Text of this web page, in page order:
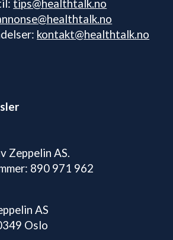
tips@healthtalk.no
kontakt@healthtalk.no
Zeppelin AS.
890 971 962
AS
Oslo